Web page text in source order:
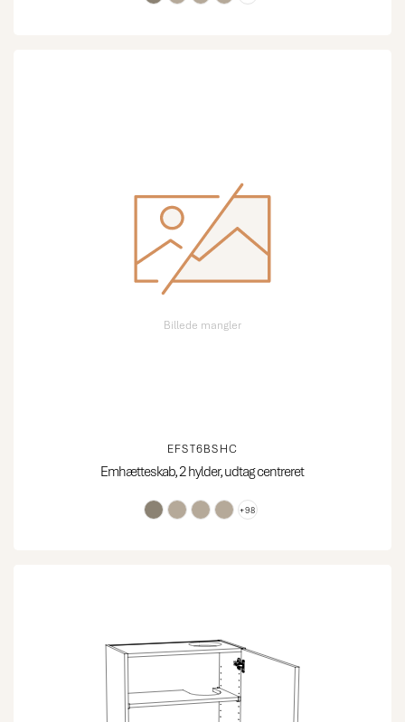
Billede mangler
EFST6BSHC
Emhætteskab, 2 hylder, udtag centreret
+98